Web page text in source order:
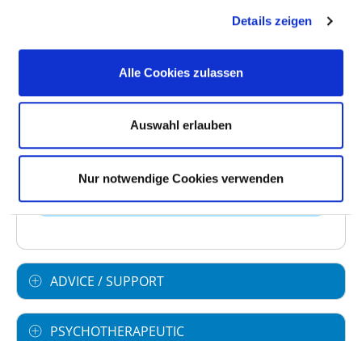
Details zeigen
Alle Cookies zulassen
Auswahl erlauben
Nur notwendige Cookies verwenden
Specialist nursing services
Voice and speech therapy / logopaedics
Strength training / therapy / work trials
ADVICE / SUPPORT
PSYCHOTHERAPEUTIC